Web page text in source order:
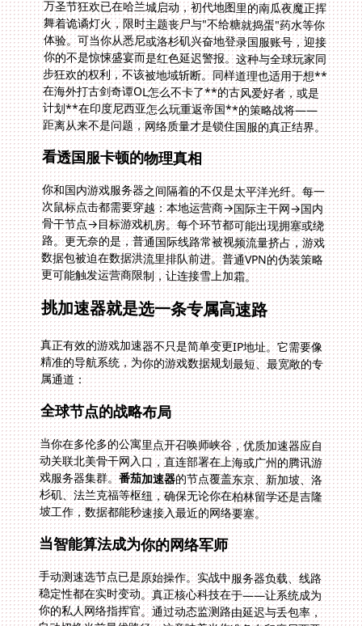
距离从来不是问题，网络质量才是锁住国服的真正结界。
看透国服卡顿的物理真相
你和国内游戏服务器之间隔着的不仅是太平洋光纤。每一
次鼠标点击都需要穿越：本地运营商→国际主干网→国内
骨干节点→目标游戏机房。每个环节都可能出现拥塞或绕
路。更无奈的是，普通国际线路常被视频流量挤占，游戏
数据包被迫在数据洪流里排队前进。普通VPN的伪装策略
更可能触发运营商限制，让连接雪上加霜。
挑加速器就是选一条专属高速路
真正有效的游戏加速器不只是简单变更IP地址。它需要像
精准的导航系统，为你的游戏数据规划最短、最宽敞的专
属通道：
全球节点的战略布局
当你在多伦多的公寓里点开召唤师峡谷，优质加速器应自
动关联北美骨干网入口，直连部署在上海或广州的腾讯游
戏服务器集群。番茄加速器的节点覆盖东京、新加坡、洛
杉矶、法兰克福等枢纽，确保无论你在柏林留学还是吉隆
坡工作，数据都能秒速接入最近的网络要塞。
当智能算法成为你的网络军师
手动测速选节点已是原始操作。实战中服务器负载、线路
稳定性都在实时变动。真正核心科技在于——让系统成为
你的私人网络指挥官。通过动态监测路由延迟与丢包率，
自动切换当前最优路径。这意味着当你准备在印度尼西亚
的咖啡馆里用手机**玩重返帝国**指挥攻城战时，后台
已在毫秒间完成东京节点与香港节点的智能优选，刀光剑